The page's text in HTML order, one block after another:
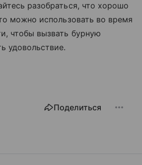
разобраться, что хорошо
можно использовать во время
чтобы вызвать бурную
удовольствие.
Поделиться